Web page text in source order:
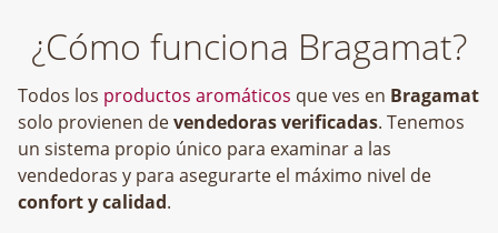
¿Cómo funciona Bragamat?
Todos los productos aromáticos que ves en Bragamat
solo provienen devendedoras verificadas. Tenemos
un sistema propio único para examinar a las
vendedoras y para asegurarte el máximo nivel de
confort y calidad.